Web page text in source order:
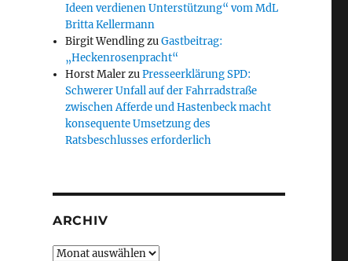
Ideen verdienen Unterstützung“ vom MdL
Britta Kellermann
Birgit WendlingzuGastbeitrag:
„Heckenrosenpracht“
Horst MalerzuPresseerklärung SPD:
Schwerer Unfall auf der Fahrradstraße
zwischen Afferde und Hastenbeck macht
konsequente Umsetzung des
Ratsbeschlusses erforderlich
ARCHIV
Archiv